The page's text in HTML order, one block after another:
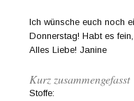
Ich wünsche euch noch
Donnerstag! Habt es
Alles Liebe! Janine
Kurz zusammengefasst
Stoffe: